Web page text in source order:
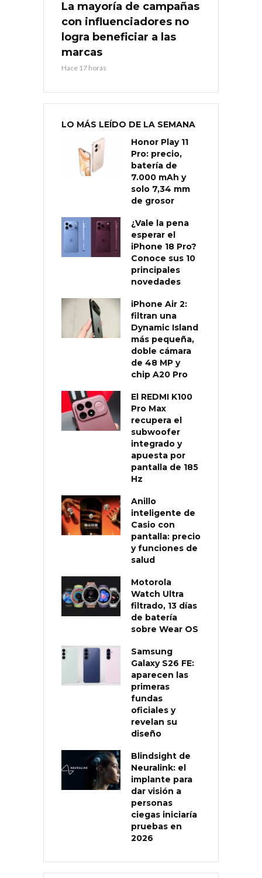
La mayoría de campañas
con influenciadores no
logra beneficiar a las
marcas
Hace 17 horas
LO MÁS LEÍDO DE LA SEMANA
Honor Play 11
Pro: precio,
batería de
7.000 mAh y
solo 7,34 mm
de grosor
¿Vale la pena
esperar el
iPhone 18 Pro?
Conoce sus 10
principales
novedades
iPhone Air 2:
filtran una
Dynamic Island
más pequeña,
doble cámara
de 48 MP y
chip A20 Pro
El REDMI K100
Pro Max
recupera el
subwoofer
integrado y
apuesta por
pantalla de 185
Hz
Anillo
inteligente de
Casio con
pantalla: precio
y funciones de
salud
Motorola
Watch Ultra
filtrado, 13 días
de batería
sobre Wear OS
Samsung
Galaxy S26 FE:
aparecen las
primeras
fundas
oficiales y
revelan su
diseño
Blindsight de
Neuralink: el
implante para
dar visión a
personas
ciegas iniciaría
pruebas en
2026